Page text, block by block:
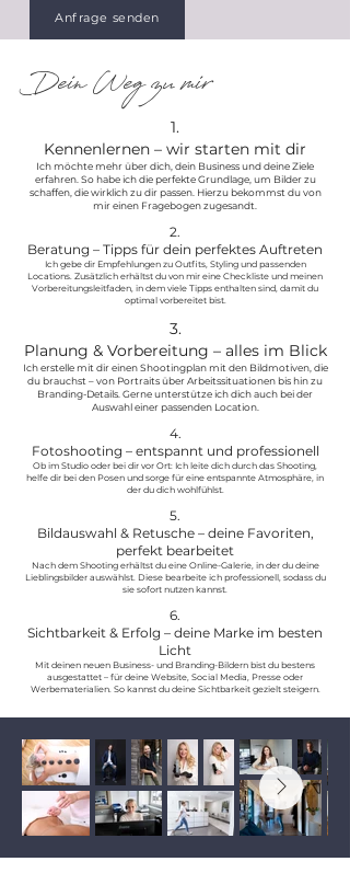
Anfrage senden
Dein Weg zu mir
1.
Kennenlernen – wir starten mit dir
Ich möchte mehr über dich, dein Business und deine Ziele
erfahren. So habe ich die perfekte Grundlage, um Bilder zu
schaffen, die wirklich zu dir passen. Hierzu bekommst du von
mir einen Fragebogen zugesandt.
2.
Beratung – Tipps für dein perfektes Auftreten
Ich gebe dir Empfehlungen zu Outfits, Styling und passenden
Locations. Zusätzlich erhältst du von mir eine Checkliste und meinen
Vorbereitungsleitfaden, in dem viele Tipps enthalten sind, damit du
optimal vorbereitet bist.
3.
Planung & Vorbereitung – alles im Blick
Ich erstelle mit dir einen Shootingplan mit den Bildmotiven, die
du brauchst – von Portraits über Arbeitssituationen bis hin zu
Branding-Details. Gerne unterstütze ich dich auch bei der
Auswahl einer passenden Location.
4.
Fotoshooting – entspannt und professionell
Ob im Studio oder bei dir vor Ort: Ich leite dich durch das Shooting,
helfe dir bei den Posen und sorge für eine entspannte Atmosphäre, in
der du dich wohlfühlst.
5.
Bildauswahl & Retusche – deine Favoriten,
perfekt bearbeitet
Nach dem Shooting erhältst du eine Online-Galerie, in der du deine
Lieblingsbilder auswählst. Diese bearbeite ich professionell, sodass du
sie sofort nutzen kannst.
6.
Sichtbarkeit & Erfolg – deine Marke im besten
Licht
Mit deinen neuen Business- und Branding-Bildern bist du bestens
ausgestattet – für deine Website, Social Media, Presse oder
Werbematerialien. So kannst du deine Sichtbarkeit gezielt steigern.